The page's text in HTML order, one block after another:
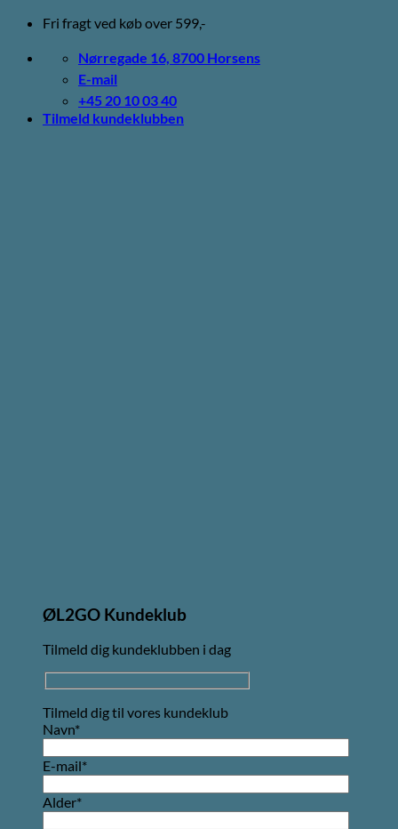
Fortsæt
indhold
Fri fragt ved køb over 599,-
Nørregade 16, 8700 Horsens
E-mail
+45 20 10 03 40
Tilmeld kundeklubben
ØL2GO Kundeklub
Tilmeld dig kundeklubben i dag
Tilmeld dig til vores kundeklub
Navn*
E-mail*
Alder*